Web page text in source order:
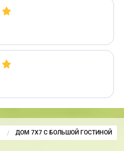
CURRENT:
ДОМ 7Х7 С БОЛЬШОЙ ГОСТИНОЙ